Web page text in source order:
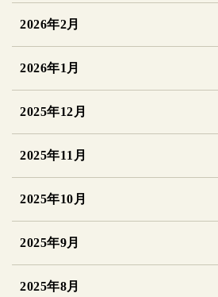
2026年2月
2026年1月
2025年12月
2025年11月
2025年10月
2025年9月
2025年8月